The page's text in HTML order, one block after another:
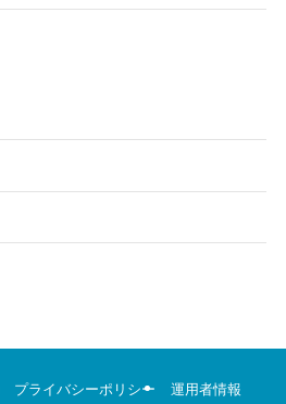
プライバシーポリシー 運用者情報